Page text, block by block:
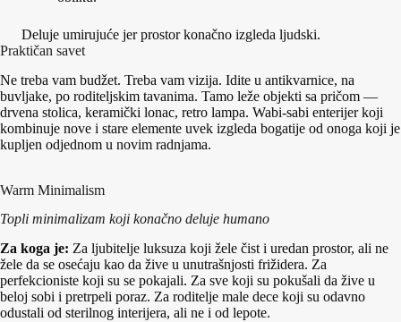
Deluje umirujuće jer prostor konačno izgleda ljudski.
Praktičan savet
Ne treba vam budžet. Treba vam vizija. Idite u antikvarnice, na
buvljake, po roditeljskim tavanima. Tamo leže objekti sa pričom —
drvena stolica, keramički lonac, retro lampa. Wabi-sabi enterijer koji
kombinuje nove i stare elemente uvek izgleda bogatije od onoga koji je
kupljen odjednom u novim radnjama.
Warm Minimalism
Topli minimalizam koji konačno deluje humano
Za koga je: Za ljubitelje luksuza koji žele čist i uredan prostor, ali ne
žele da se osećaju kao da žive u unutrašnjosti frižidera. Za
perfekcioniste koji su se pokajali. Za sve koji su pokušali da žive u
beloj sobi i pretrpeli poraz. Za roditelje male dece koji su odavno
odustali od sterilnog interijera, ali ne i od lepote.